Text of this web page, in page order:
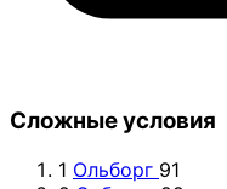
Сложные условия
1 Ольборг 91